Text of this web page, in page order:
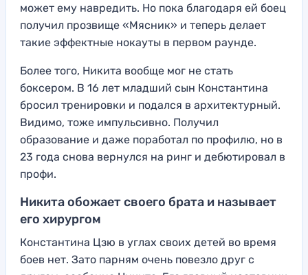
может ему навредить. Но пока благодаря ей боец
получил прозвище «Мясник» и теперь делает
такие эффектные нокауты в первом раунде.
Более того, Никита вообще мог не стать
боксером. В 16 лет младший сын Константина
бросил тренировки и подался в архитектурный.
Видимо, тоже импульсивно. Получил
образование и даже поработал по профилю, но в
23 года снова вернулся на ринг и дебютировал в
профи.
Никита обожает своего брата и называет
его хирургом
Константина Цзю в углах своих детей во время
боев нет. Зато парням очень повезло друг с